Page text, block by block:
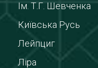
Ім. Т.Г. Шевченка
Київська Русь
Лейпциг
Ліра